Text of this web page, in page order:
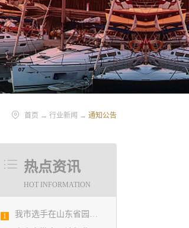
首页 → 行业新闻 → 通知公告
热点资讯
HOT INFORMATION
1
我市选手在山东省园林景观设计创意职业技能竞赛中勇夺佳绩